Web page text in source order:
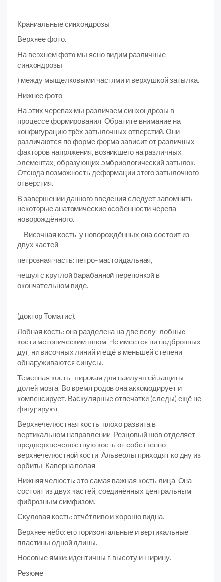
Краниальные синхондрозы.
Верхнее фото.
На верхнем фото мы ясно видим различные
синхондрозы.
) между мыщелковыми частями и верхушкой затылка.
Нижнее фото.
На этих черепах мы различаем синхондрозы в
процессе формирования. Обратите внимание на
конфигурацию трёх затылочных отверстий. Они
различаются по форме.форма зависит от различных
факторов напряжения, возникшего на различных
элементах, образующих эмбриологический затылок.
Отсюда возможность деформации этого затылочного
отверстия.
В завершении данного введения следует запомнить
некоторые анатомические особенности черепа
новорождённого.
– Височная кость: у новорождённых она состоит из
двух частей:
петрозная часть: петро-мастоидальная,
чешуя с круглой барабанной перепонкой в
окончательном виде.
(доктор Томатис).
Лобная кость: она разделена на две полу-лобные
кости метопическим швом. Не имеется ни надбровных
дуг, ни височных линий и ещё в меньшей степени
обнаруживаются синусы.
Теменная кость: широкая для наилучшей защиты
долей мозга. Во время родов она аккомодирует и
компенсирует. Васкулярные отпечатки (следы) ещё не
фигурируют.
Верхнечелюстная кость: плохо развита в
вертикальном направлении. Резцовый шов отделяет
предверхнечелюстную кость от собственно
верхнечелюстной кости. Альвеолы приходят ко дну из
орбиты. Каверна полая.
Нижняя челюсть: это самая важная кость лица. Она
состоит из двух частей, соединённых центральным
фиброзным симфизом.
Скуловая кость: отчётливо и хорошо видна.
Верхнее нёбо: его горизонтальные и вертикальные
пластины одной длины.
Носовые ямки: идентичны в высоту и ширину.
Резюме.